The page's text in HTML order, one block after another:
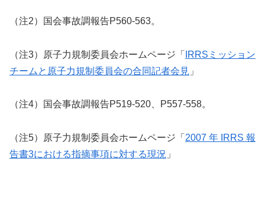
（注2）国会事故調報告P560-563。
（注3）原子力規制委員会ホームページ「
IRRSミッション
チームと原子力規制委員会の合同記者会見 」
（注4）国会事故調報告P519-520、P557-558。
（注5）原子力規制委員会ホームページ「 2007 年 IRRS 報
告書3における指摘事項に対する現況 」